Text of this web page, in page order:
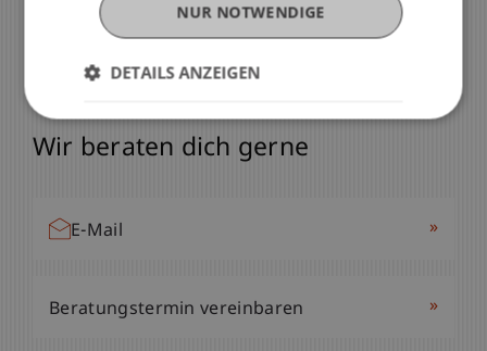
Du hast noch Fragen?
Wir beraten dich gerne
E-Mail »
Beratungstermin vereinbaren »
NUR NOTWENDIGE
DETAILS ANZEIGEN